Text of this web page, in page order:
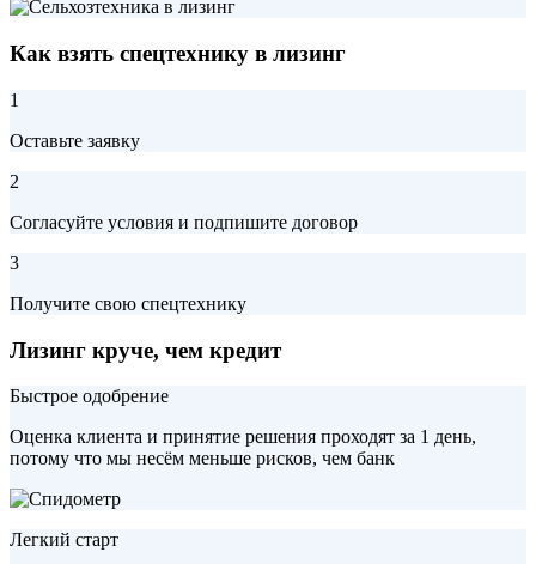
Как взять спецтехнику в лизинг
1
Оставьте заявку
2
Согласуйте условия и подпишите договор
3
Получите свою спецтехнику
Лизинг круче, чем кредит
Быстрое одобрение
Оценка клиента и принятие решения проходят за 1 день,
потому что мы несём меньше рисков, чем банк
Легкий старт